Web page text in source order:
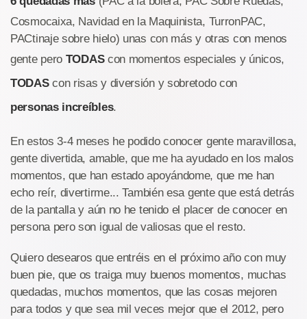
Cosmocaixa, Navidad en la Maquinista, TurronPAC,
PACtinaje sobre hielo) unas con más y otras con menos
gente pero TODAScon momentos especiales y únicos,
TODAScon risas y diversión y sobretodo con
personas increíbles.
En estos 3-4 meses he podido conocer gente maravillosa,
gente divertida, amable, que me ha ayudado en los malos
momentos, que han estado apoyándome, que me han
echo reír, divertirme... También esa gente que está detrás
de la pantalla y aún no he tenido el placer de conocer en
persona pero son igual de valiosas que el resto.
Quiero desearos que entréis en el próximo año con muy
buen pie, que os traiga muy buenos momentos, muchas
quedadas, muchos momentos, que las cosas mejoren
para todos y que sea mil veces mejor que el 2012, pero